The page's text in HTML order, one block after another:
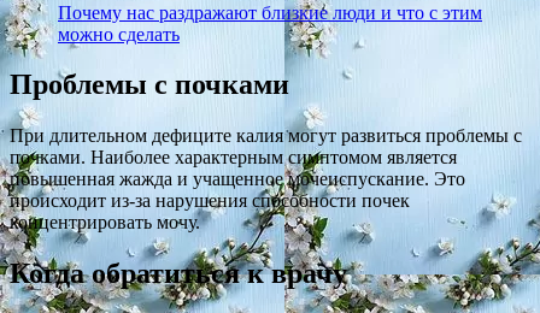
Почему нас раздражают близкие люди и что с этим
можно сделать
Проблемы с почками
При длительном дефиците калия могут развиться проблемы с
почками. Наиболее характерным симптомом является
повышенная жажда и учащенное мочеиспускание. Это
происходит из-за нарушения способности почек
концентрировать мочу.
Когда обратиться к врачу